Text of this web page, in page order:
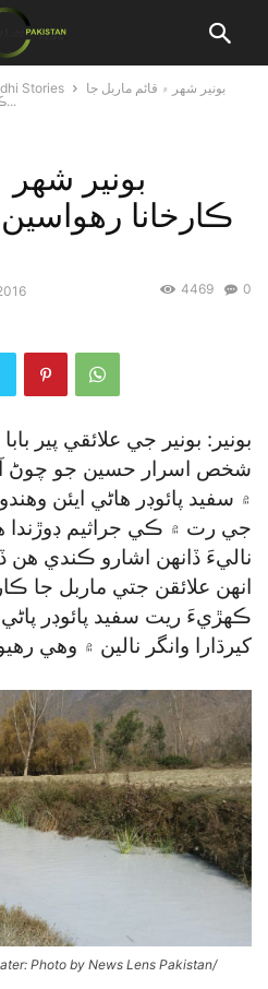
Stories
بونير شهر ۾ قائم ماربل جا
ڪارخانا رهواسين ۽ ماحوليات لاءِ خطرو...
بونير شهر
ڪارخانا
0
4469
بونير: بونير جي علائقي پير
شخص اسرار حسين جو چوڻ
۾ سفيد پائوڊر هاڻي ايئن
جي رت ۾ ڪي جراثيم
ناليءَ ڏانهن اشارو ڪندي هن
انهن علائقن جتي ماربل جا
ڪهڙيءَ ريت سفيد پائوڊر
کيرڌارا وانگر نالين ۾ وهي
Photo by News Lens Pakistan/